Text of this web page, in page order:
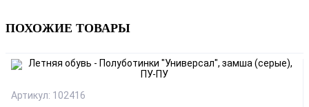
ПОХОЖИЕ ТОВАРЫ
Артикул: 102416